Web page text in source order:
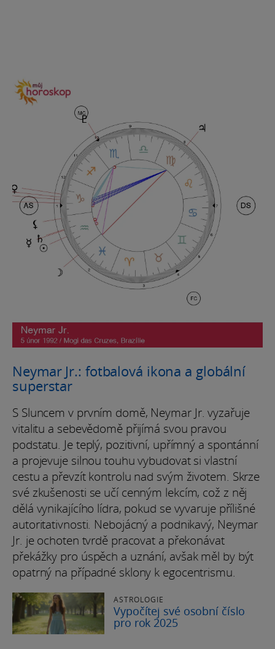
Neymar Jr.: fotbalová ikona a globální
superstar
S Sluncem v prvním domě, Neymar Jr. vyzařuje
vitalitu a sebevědomě přijímá svou pravou
podstatu. Je teplý, pozitivní, upřímný a spontánní
a projevuje silnou touhu vybudovat si vlastní
cestu a převzít kontrolu nad svým životem. Skrze
své zkušenosti se učí cenným lekcím, což z něj
dělá vynikajícího lídra, pokud se vyvaruje přílišné
autoritativnosti. Nebojácný a podnikavý, Neymar
Jr. je ochoten tvrdě pracovat a překonávat
překážky pro úspěch a uznání, avšak měl by být
opatrný na případné sklony k egocentrismu.
ASTROLOGIE
Vypočítej své osobní číslo
pro rok 2025